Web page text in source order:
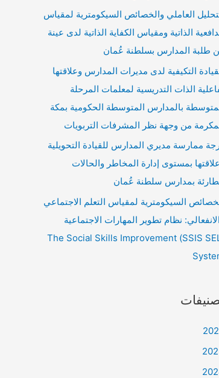
العاملي والخصائص السيكومترية لمقياس
الذاتية ومقياس الكفاية الذاتية لدى عينة
طلبة المدارس بسلطنة عُمان
التكيفية لدى مديرات المدارس وعلاقتها
الذات التدريسية لمعلمات المرحلة
بالمدارس المتوسطة الحكومية بمكة
من وجهة نظر المشرفات التربويات
ممارسة مديري المدارس للقيادة التحويلية
بمستوى إدارة المخاطر والحالات
بمدارس سلطنة عُمان
السيكومترية لمقياس التعلم الاجتماعي
نظام تطوير المهارات الاجتماعية
(SSIS SEL) The Social Skills Improvement